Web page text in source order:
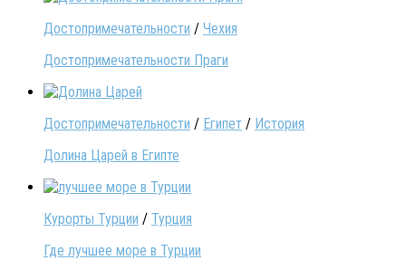
Достопримечательности / Чехия
Достопримечательности Праги
Достопримечательности / Египет / История
Долина Царей в Египте
Курорты Турции / Турция
Где лучшее море в Турции